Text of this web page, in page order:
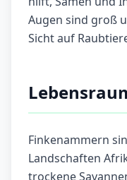
Augen sind groß
Sicht auf
Finkenammern
Landschaften
trockene